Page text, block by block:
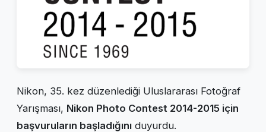
Nikon, 35. kez düzenlediği Uluslararası Fotoğraf
Yarışması, Nikon Photo Contest 2014-2015 için
başvuruların başladığını duyurdu.